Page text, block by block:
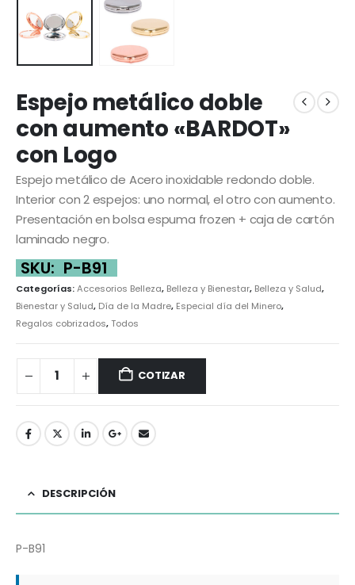
Espejo metálico doble
con aumento «BARDOT»
con Logo
Espejo metálico de Acero inoxidable redondo doble.
Interior con 2 espejos: uno normal, el otro con aumento.
Presentación en bolsa espuma frozen + caja de cartón
laminado negro.
SKU: P-B91
Categorías:Accesorios Belleza, Belleza y Bienestar, Belleza y Salud,
Bienestar y Salud, Día de la Madre, Especial día del Minero,
Regalos cobrizados,Todos
COTIZAR
DESCRIPCIÓN
P-B91